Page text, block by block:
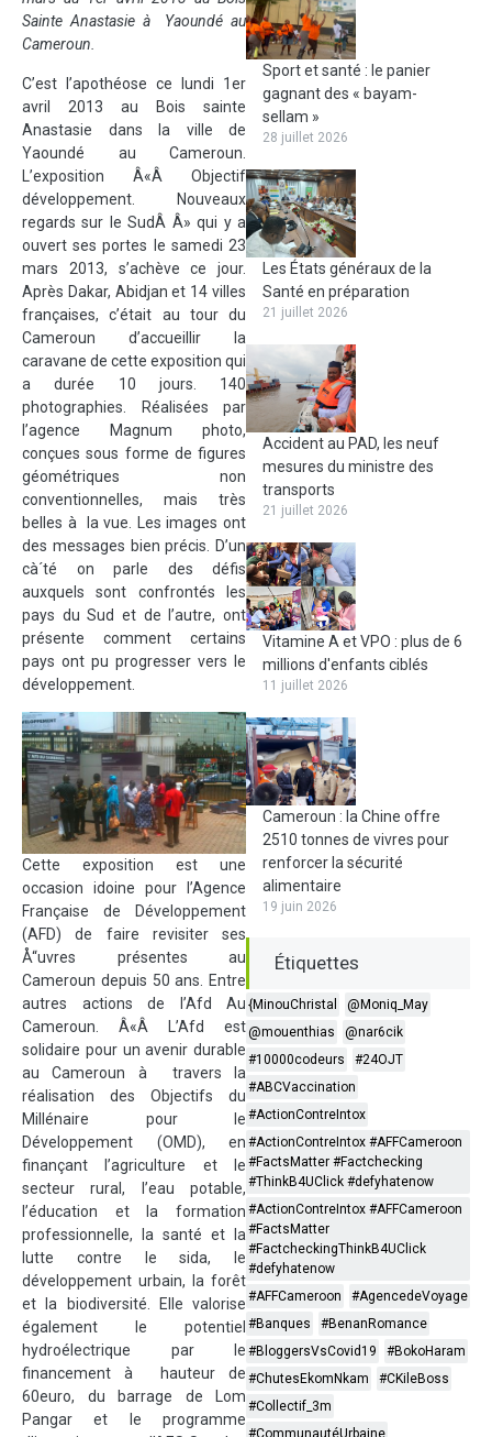
Sainte Anastasie à Yaoundé au
Cameroun.
C’est l’apothéose ce lundi 1er
avril 2013 au Bois sainte
Anastasie dans la ville de
Yaoundé au Cameroun.
L’exposition Â«Â Objectif
développement. Nouveaux
regards sur le SudÂ Â» qui y a
ouvert ses portes le samedi 23
mars 2013, s’achève ce jour.
Après Dakar, Abidjan et 14 villes
françaises, c’était au tour du
Cameroun d’accueillir la
caravane de cette exposition qui
a durée 10 jours. 140
photographies. Réalisées par
l’agence Magnum photo,
conçues sous forme de figures
géométriques non
conventionnelles, mais très
belles à la vue. Les images ont
des messages bien précis. D’un
cà´té on parle des défis
auxquels sont confrontés les
pays du Sud et de l’autre, ont
présente comment certains
pays ont pu progresser vers le
développement.
Cette exposition est une
occasion idoine pour l’Agence
Française de Développement
(AFD) de faire revisiter ses
Å“uvres présentes au
Cameroun depuis 50 ans. Entre
autres actions de l’Afd Au
Cameroun. Â«Â L’Afd est
solidaire pour un avenir durable
au Cameroun à travers la
réalisation des Objectifs du
Millénaire pour le
Développement (OMD), en
finançant l’agriculture et le
secteur rural, l’eau potable,
l’éducation et la formation
professionnelle, la santé et la
lutte contre le sida, le
développement urbain, la forêt
et la biodiversité. Elle valorise
également le potentiel
hydroélectrique par le
financement à hauteur de
60euro, du barrage de Lom
Pangar et le programme
Sport et santé : le panier
gagnant des « bayam-
sellam »
28 juillet 2026
Les États généraux de la
Santé en préparation
21 juillet 2026
Accident au PAD, les neuf
mesures du ministre des
transports
21 juillet 2026
Vitamine A et VPO : plus de 6
millions d'enfants ciblés
11 juillet 2026
Cameroun : la Chine offre
2510 tonnes de vivres pour
renforcer la sécurité
alimentaire
19 juin 2026
Étiquettes
{MinouChristal
@Moniq_May
@mouenthias
@nar6cik
#10000codeurs
#24OJT
#ABCVaccination
#ActionContreIntox
#ActionContreIntox #AFFCameroon
#FactsMatter #Factchecking
#ThinkB4UClick #defyhatenow
#ActionContreIntox #AFFCameroon
#FactsMatter
#FactcheckingThinkB4UClick
#defyhatenow
#AFFCameroon
#AgencedeVoyage
#Banques
#BenanRomance
#BloggersVsCovid19
#BokoHaram
#ChutesEkomNkam
#CKileBoss
#Collectif_3m